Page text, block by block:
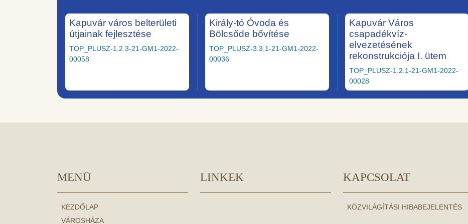
Kapuvár város belterületi
útjainak fejlesztése
TOP_PLUSZ-1.2.3-21-GM1-2022-
00058
Király-tó Óvoda és
Bölcsőde bővítése
TOP_PLUSZ-3.3.1-21-GM1-2022-
00036
Kapuvár Város
csapadékvíz-
elvezetésének
rekonstrukciója I. ütem
TOP_PLUSZ-1.2.1-21-GM1-2022-
00028
MENÜ
KEZDŐLAP
VÁROSHÁZA
LINKEK KAPCSOLAT
KÖZVILÁGÍTÁSI HIBABEJELENTÉS